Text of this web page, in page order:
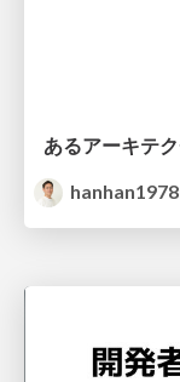
hanhan1978